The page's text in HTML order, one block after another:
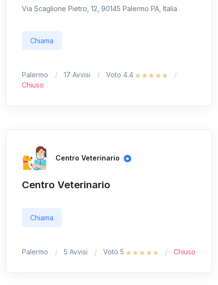
Via Scaglione Pietro, 12, 90145 Palermo PA, Italia
Chiama
Palermo 17 Avvisi
Voto 4.4
Chiuso
Centro Veterinario
Centro Veterinario
Chiama
Palermo 5 Avvisi Voto 5 Chiuso